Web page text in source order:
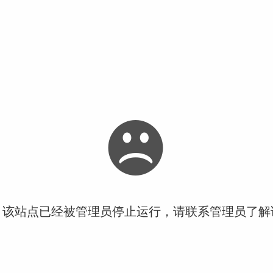
站点已经被管理员停止运行，请联系管理员了